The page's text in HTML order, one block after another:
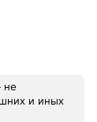
не
и иных